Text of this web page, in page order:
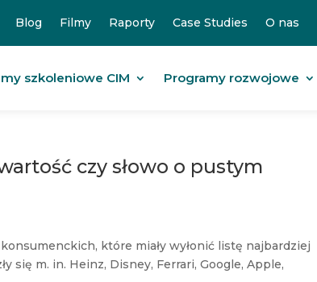
Blog Filmy Raporty Case Studies O nas
szkoleniowe CIM Programy rozwojowe
czy słowo o pustym
które miały wyłonić listę najbardziej
się m. in. Heinz, Disney, Ferrari, Google, Apple,